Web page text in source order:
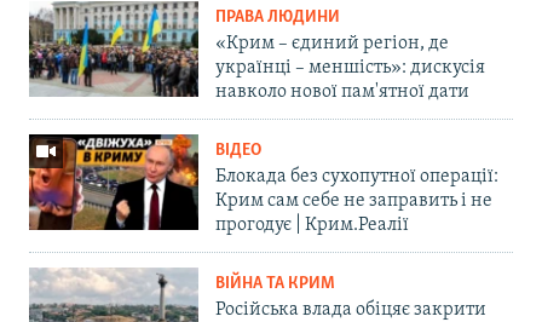
ПРАВА ЛЮДИНИ
«Крим – єдиний регіон, де
українці – меншість»: дискусія
навколо нової пам'ятної дати
ВІДЕО
Блокада без сухопутної операції:
Крим сам себе не заправить і не
прогодує | Крим.Реалії
ВІЙНА ТА КРИМ
Російська влада обіцяє закрити